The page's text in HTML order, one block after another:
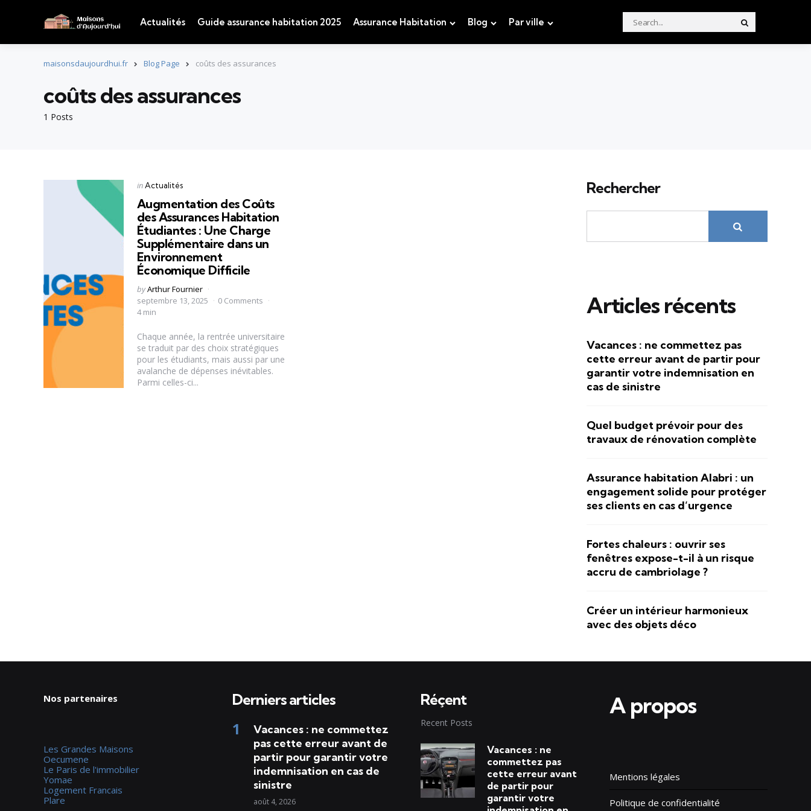
Actualités Guide assurance habitation 2025 Assurance Habitation Blog Par ville
Search
for:
maisonsdaujourdhui.fr Blog Page coûts des assurances
1 Posts
coûts des assurances
Categories
Posted
in Actualités
Augmentation des Coûts
des Assurances Habitation
Étudiantes : Une Charge
Supplémentaire dans un
Environnement
Économique Difficile
Posted
by
byArthur Fournier
septembre 13, 2025
0 Comments
4 min
Chaque année, la rentrée universitaire
se traduit par des choix stratégiques
pour les étudiants, mais aussi par une
avalanche de dépenses inévitables.
Parmi celles-ci...
Rechercher
Articles récents
Vacances : ne commettez pas
cette erreur avant de partir pour
garantir votre indemnisation en
cas de sinistre
Quel budget prévoir pour des
travaux de rénovation complète
Assurance habitation Alabri : un
engagement solide pour protéger
ses clients en cas d’urgence
Fortes chaleurs : ouvrir ses
fenêtres expose-t-il à un risque
accru de cambriolage ?
Créer un intérieur harmonieux
avec des objets déco
Nos partenaires
Les Grandes Maisons
Oecumene
Le Paris de l'immobilier
Yomae
Logement Francais
Plare
Derniers articles
Vacances : ne commettez
pas cette erreur avant de
partir pour garantir votre
indemnisation en cas de
sinistre
août 4, 2026
Réçent
Recent Posts
Vacances : ne
commettez pas
cette erreur avant
de partir pour
garantir votre
A propos
Mentions légales
Politique de confidentialité